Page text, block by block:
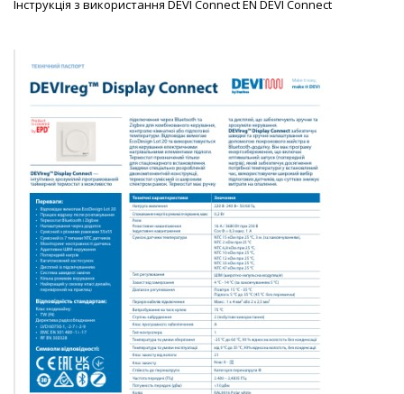
Інструкція з використання DEVI Connect EN DEVI Connect